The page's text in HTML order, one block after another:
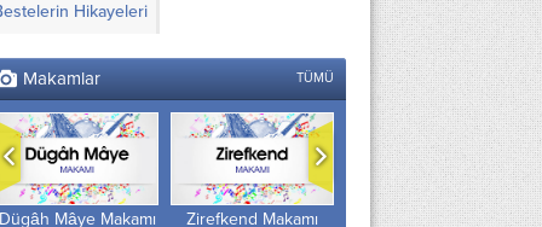
Hikayeleri
Makamlar TÜMÜ
Zirefkend Makamı Nişâbûrek Makamı
Aşirân Zemzeme